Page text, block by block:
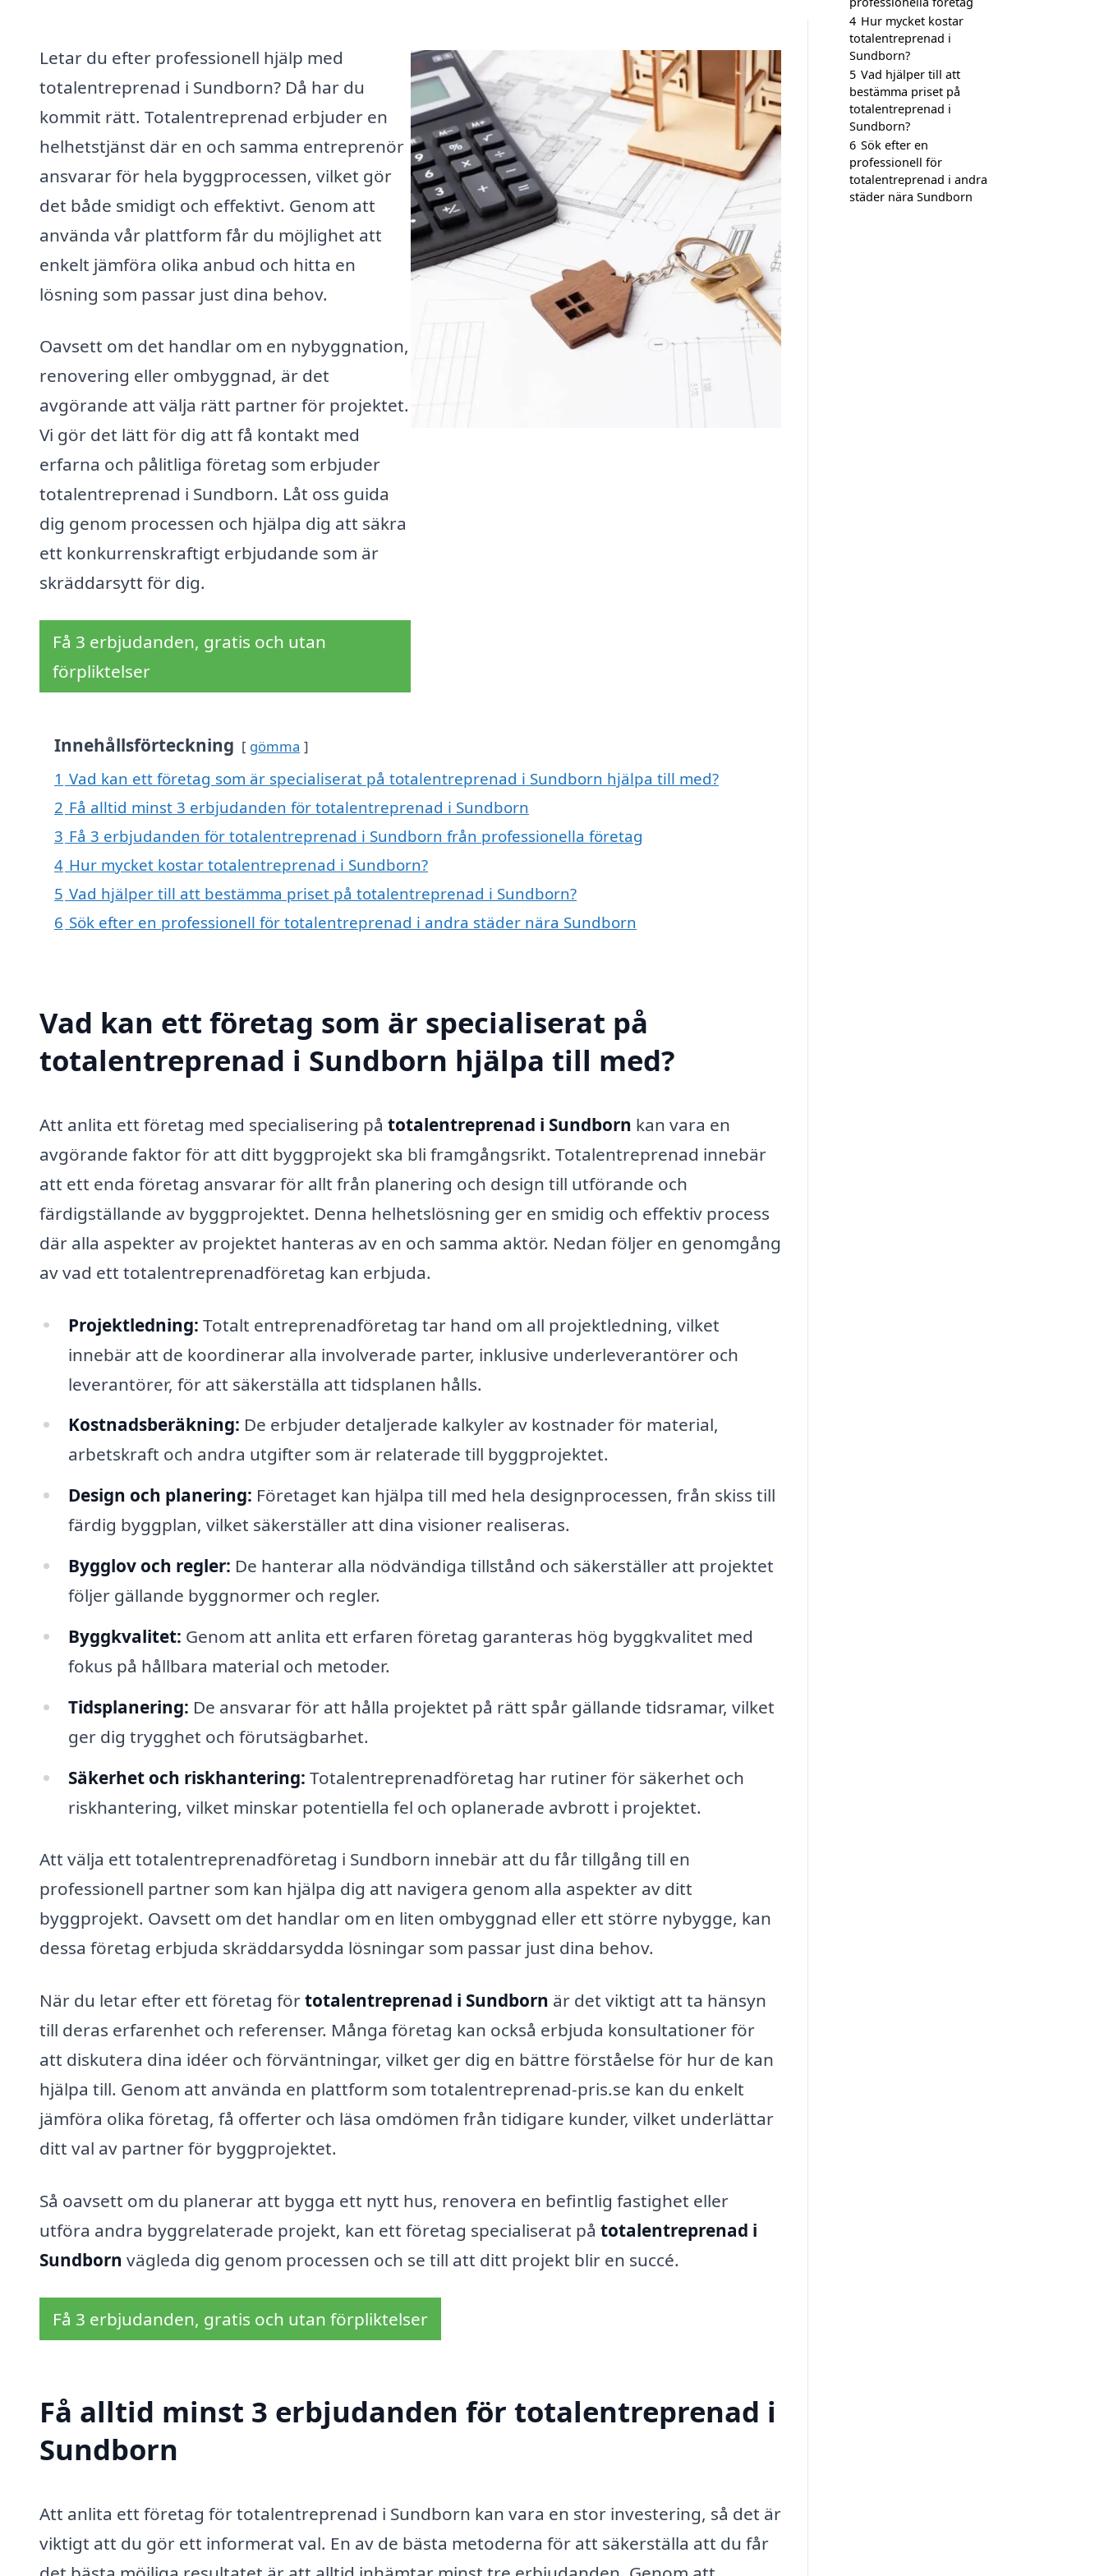
Letar du efter professionell hjälp med
totalentreprenad i Sundborn? Då har du
kommit rätt. Totalentreprenad erbjuder en
helhetstjänst där en och samma entreprenör
ansvarar för hela byggprocessen, vilket gör
det både smidigt och effektivt. Genom att
använda vår plattform får du möjlighet att
enkelt jämföra olika anbud och hitta en
lösning som passar just dina behov.
Oavsett om det handlar om en nybyggnation,
renovering eller ombyggnad, är det
avgörande att välja rätt partner för projektet.
Vi gör det lätt för dig att få kontakt med
erfarna och pålitliga företag som erbjuder
totalentreprenad i Sundborn. Låt oss guida
dig genom processen och hjälpa dig att säkra
ett konkurrenskraftigt erbjudande som är
skräddarsytt för dig.
Få 3 erbjudanden, gratis och utan
förpliktelser
Innehållsförteckning gömma
1 Vad kan ett företag som är specialiserat på totalentreprenad i Sundborn hjälpa till med?
2 Få alltid minst 3 erbjudanden för totalentreprenad i Sundborn
3 Få 3 erbjudanden för totalentreprenad i Sundborn från professionella företag
4 Hur mycket kostar totalentreprenad i Sundborn?
5 Vad hjälper till att bestämma priset på totalentreprenad i Sundborn?
6 Sök efter en professionell för totalentreprenad i andra städer nära Sundborn
Vad kan ett företag som är specialiserat på
totalentreprenad i Sundborn hjälpa till med?
Att anlita ett företag med specialisering på totalentreprenad i Sundborn kan vara en
avgörande faktor för att ditt byggprojekt ska bli framgångsrikt. Totalentreprenad innebär
att ett enda företag ansvarar för allt från planering och design till utförande och
färdigställande av byggprojektet. Denna helhetslösning ger en smidig och effektiv process
där alla aspekter av projektet hanteras av en och samma aktör. Nedan följer en genomgång
av vad ett totalentreprenadföretag kan erbjuda.
Projektledning: Totalt entreprenadföretag tar hand om all projektledning, vilket
innebär att de koordinerar alla involverade parter, inklusive underleverantörer och
leverantörer, för att säkerställa att tidsplanen hålls.
Kostnadsberäkning: De erbjuder detaljerade kalkyler av kostnader för material,
arbetskraft och andra utgifter som är relaterade till byggprojektet.
Design och planering: Företaget kan hjälpa till med hela designprocessen, från skiss till
färdig byggplan, vilket säkerställer att dina visioner realiseras.
Bygglov och regler: De hanterar alla nödvändiga tillstånd och säkerställer att projektet
följer gällande byggnormer och regler.
Byggkvalitet: Genom att anlita ett erfaren företag garanteras hög byggkvalitet med
fokus på hållbara material och metoder.
Tidsplanering: De ansvarar för att hålla projektet på rätt spår gällande tidsramar, vilket
ger dig trygghet och förutsägbarhet.
Säkerhet och riskhantering: Totalentreprenadföretag har rutiner för säkerhet och
riskhantering, vilket minskar potentiella fel och oplanerade avbrott i projektet.
Att välja ett totalentreprenadföretag i Sundborn innebär att du får tillgång till en
professionell partner som kan hjälpa dig att navigera genom alla aspekter av ditt
byggprojekt. Oavsett om det handlar om en liten ombyggnad eller ett större nybygge, kan
dessa företag erbjuda skräddarsydda lösningar som passar just dina behov.
När du letar efter ett företag förtotalentreprenad i Sundborn är det viktigt att ta hänsyn
till deras erfarenhet och referenser. Många företag kan också erbjuda konsultationer för
att diskutera dina idéer och förväntningar, vilket ger dig en bättre förståelse för hur de kan
hjälpa till. Genom att använda en plattform som totalentreprenad-pris.se kan du enkelt
jämföra olika företag, få offerter och läsa omdömen från tidigare kunder, vilket underlättar
ditt val av partner för byggprojektet.
Så oavsett om du planerar att bygga ett nytt hus, renovera en befintlig fastighet eller
utföra andra byggrelaterade projekt, kan ett företag specialiserat på totalentreprenad i
Sundborn vägleda dig genom processen och se till att ditt projekt blir en succé.
Få 3 erbjudanden, gratis och utan förpliktelser
Få alltid minst 3 erbjudanden för totalentreprenad i
Sundborn
Att anlita ett företag för totalentreprenad i Sundborn kan vara en stor investering, så det är
viktigt att du gör ett informerat val. En av de bästa metoderna för att säkerställa att du får
4 Hur mycket kostar
totalentreprenad i
Sundborn?
5 Vad hjälper till att
bestämma priset på
totalentreprenad i
Sundborn?
6 Sök efter en
professionell för
totalentreprenad i andra
städer nära Sundborn